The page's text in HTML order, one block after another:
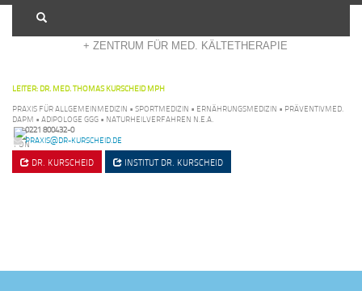
+ ZENTRUM FÜR MED. KÄLTETHERAPIE
LEITER: DR. MED. THOMAS KURSCHEID MPH
PRAXIS FÜR ALLGEMEINMEDIZIN • SPORTMEDIZIN • ERNÄHRUNGSMEDIZIN • PRÄVENTIVMED.
DAPM • ADIPOLOGE GGG • NATURHEILVERFAHREN N.E.A.
0221 800432-0
PRAXIS@DR-KURSCHEID.DE
DR. KURSCHEID INSTITUT DR. KURSCHEID